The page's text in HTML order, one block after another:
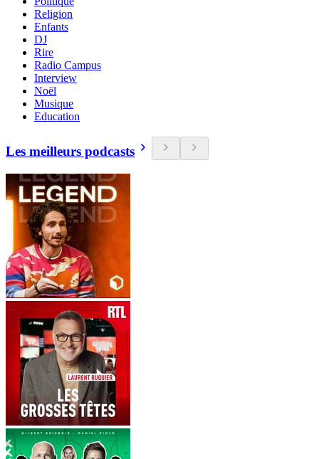
Religion
Enfants
DJ
Rire
Radio Campus
Interview
Noël
Musique
Education
Les meilleurs podcasts